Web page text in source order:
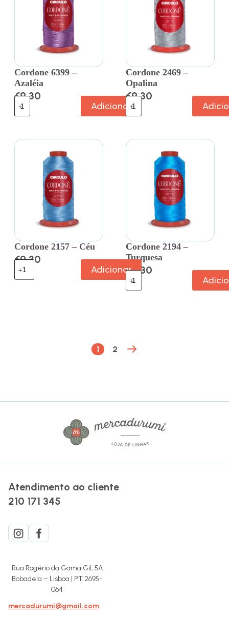
Cordone 6399 –
Azaléia
€9.30
Adicionar
Cordone 2469 –
Opalina
€9.30
Cordone 2157 – Céu
€9.30
Adicionar
Cordone 2194 –
Turquesa
€9.30
1 2
Atendimento ao cliente
210 171 345
Rua Rogério da Gama Gil, 5A
Bobadela – Lisboa | PT 2695-
064
mercadurumi@gmail.com